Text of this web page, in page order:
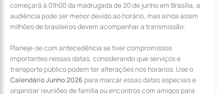
começará à 01h00 da madrugada de 20 de junho em Brasília, a
audiência pode ser menor devido ao horário, mas ainda assim
milhões de brasileiros devem acompanhar a transmissão.
Planeje-se com antecedência se tiver compromissos
importantes nessas datas, considerando que serviços e
transporte público podem ter alterações nos horários. Use o
Calendário Junho 2026 para marcar essas datas especiais e
organizar reuniões de família ou encontros com amigos para